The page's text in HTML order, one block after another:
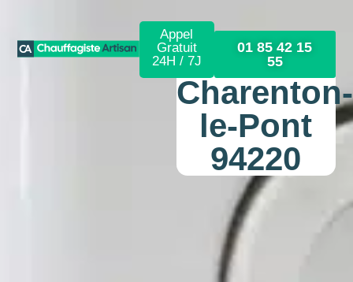
Appel
Gratuit
24H / 7J
01 85 42 15
55
Charenton-
le-Pont
94220